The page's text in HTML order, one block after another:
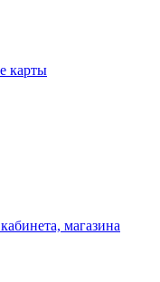
карты
магазина